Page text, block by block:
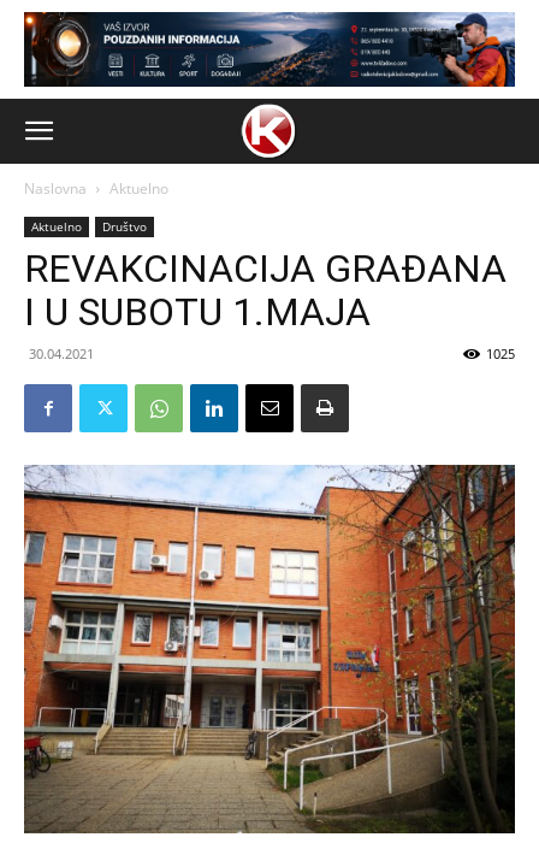
Naslovna Aktuelno
Aktuelno Društvo
REVAKCINACIJA GRAĐANA
I U SUBOTU 1.MAJA
30.04.2021 1025